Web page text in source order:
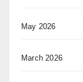
May 2026
March 2026